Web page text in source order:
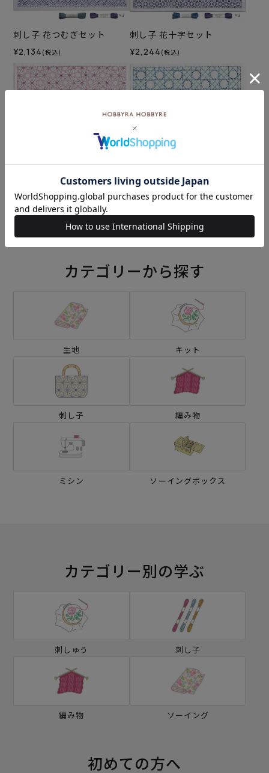
刺し子 花つむぎセット
¥2,134 (税込)
刺し子 花十字セット
¥2,244 (税込)
刺し子 カレイドスコープセ
ット
¥1,188(税込)
刺し子 八角籠目セット
¥1,342
カテゴリーから探す
生地 キット
刺し子 編み物
ミシン ソーイングボックス
カテゴリー別の学ぶ
刺しゅう 刺し子
編み物 ソーイング
初めての方へ